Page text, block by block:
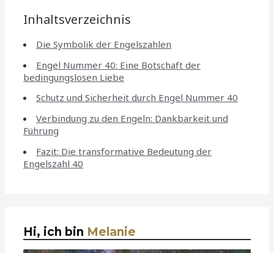
Inhaltsverzeichnis
Die Symbolik der Engelszahlen
Engel Nummer 40: Eine Botschaft der
bedingungslosen Liebe
Schutz und Sicherheit durch Engel Nummer 40
Verbindung zu den Engeln: Dankbarkeit und
Führung
Fazit: Die transformative Bedeutung der
Engelszahl 40
Hi, ich bin Melanie